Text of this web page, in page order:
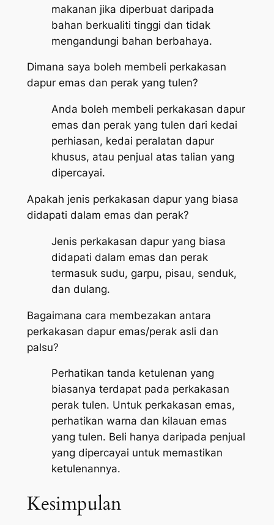
makanan jika diperbuat daripada
bahan berkualiti tinggi dan tidak
mengandungi bahan berbahaya.
Dimana saya boleh membeli perkakasan
dapur emas dan perak yang tulen?
Anda boleh membeli perkakasan dapur
emas dan perak yang tulen dari kedai
perhiasan, kedai peralatan dapur
khusus, atau penjual atas talian yang
dipercayai.
Apakah jenis perkakasan dapur yang biasa
didapati dalam emas dan perak?
Jenis perkakasan dapur yang biasa
didapati dalam emas dan perak
termasuk sudu, garpu, pisau, senduk,
dan dulang.
Bagaimana cara membezakan antara
perkakasan dapur emas/perak asli dan
palsu?
Perhatikan tanda ketulenan yang
biasanya terdapat pada perkakasan
perak tulen. Untuk perkakasan emas,
perhatikan warna dan kilauan emas
yang tulen. Beli hanya daripada penjual
yang dipercayai untuk memastikan
ketulenannya.
Kesimpulan